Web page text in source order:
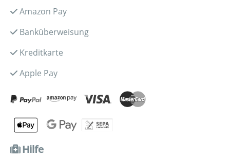
Amazon Pay
Banküberweisung
Kreditkarte
Apple Pay
Hilfe